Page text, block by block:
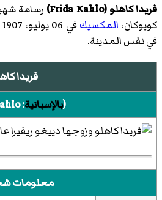
فريدا كاهلو (Frida Kahlo
)‏ رسامة
كويوكان، المكسيك
في نفس المدينة.
فريدا
(بالإسبانية:
معلومات